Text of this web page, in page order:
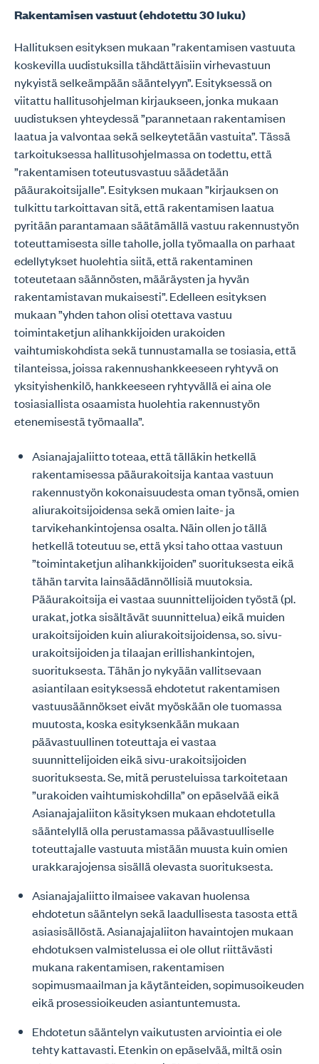
Rakentamisen vastuut (ehdotettu 30 luku)
Hallituksen esityksen mukaan ”rakentamisen vastuuta
koskevilla uudistuksilla tähdättäisiin virhevastuun
nykyistä selkeämpään sääntelyyn”. Esityksessä on
viitattu hallitusohjelman kirjaukseen, jonka mukaan
uudistuksen yhteydessä ”parannetaan rakentamisen
laatua ja valvontaa sekä selkeytetään vastuita”. Tässä
tarkoituksessa hallitusohjelmassa on todettu, että
”rakentamisen toteutusvastuu säädetään
pääurakoitsijalle”. Esityksen mukaan ”kirjauksen on
tulkittu tarkoittavan sitä, että rakentamisen laatua
pyritään parantamaan säätämällä vastuu rakennustyön
toteuttamisesta sille taholle, jolla työmaalla on parhaat
edellytykset huolehtia siitä, että rakentaminen
toteutetaan säännösten, määräysten ja hyvän
rakentamistavan mukaisesti”. Edelleen esityksen
mukaan ”yhden tahon olisi otettava vastuu
toimintaketjun alihankkijoiden urakoiden
vaihtumiskohdista sekä tunnustamalla se tosiasia, että
tilanteissa, joissa rakennushankkeeseen ryhtyvä on
yksityishenkilö, hankkeeseen ryhtyvällä ei aina ole
tosiasiallista osaamista huolehtia rakennustyön
etenemisestä työmaalla”.
Asianajajaliitto toteaa, että tälläkin hetkellä
rakentamisessa pääurakoitsija kantaa vastuun
rakennustyön kokonaisuudesta oman työnsä, omien
aliurakoitsijoidensa sekä omien laite- ja
tarvikehankintojensa osalta. Näin ollen jo tällä
hetkellä toteutuu se, että yksi taho ottaa vastuun
”toimintaketjun alihankkijoiden” suorituksesta eikä
tähän tarvita lainsäädännöllisiä muutoksia.
Pääurakoitsija ei vastaa suunnittelijoiden työstä (pl.
urakat, jotka sisältävät suunnittelua) eikä muiden
urakoitsijoiden kuin aliurakoitsijoidensa, so. sivu-
urakoitsijoiden ja tilaajan erillishankintojen,
suorituksesta. Tähän jo nykyään vallitsevaan
asiantilaan esityksessä ehdotetut rakentamisen
vastuusäännökset eivät myöskään ole tuomassa
muutosta, koska esityksenkään mukaan
päävastuullinen toteuttaja ei vastaa
suunnittelijoiden eikä sivu-urakoitsijoiden
suorituksesta. Se, mitä perusteluissa tarkoitetaan
”urakoiden vaihtumiskohdilla” on epäselvää eikä
Asianajajaliiton käsityksen mukaan ehdotetulla
sääntelyllä olla perustamassa päävastuulliselle
toteuttajalle vastuuta mistään muusta kuin omien
urakkarajojensa sisällä olevasta suorituksesta.
Asianajajaliitto ilmaisee vakavan huolensa
ehdotetun sääntelyn sekä laadullisesta tasosta että
asiasisällöstä. Asianajajaliiton havaintojen mukaan
ehdotuksen valmistelussa ei ole ollut riittävästi
mukana rakentamisen, rakentamisen
sopimusmaailman ja käytänteiden, sopimusoikeuden
eikä prosessioikeuden asiantuntemusta.
Ehdotetun sääntelyn vaikutusten arviointia ei ole
tehty kattavasti. Etenkin on epäselvää, miltä osin